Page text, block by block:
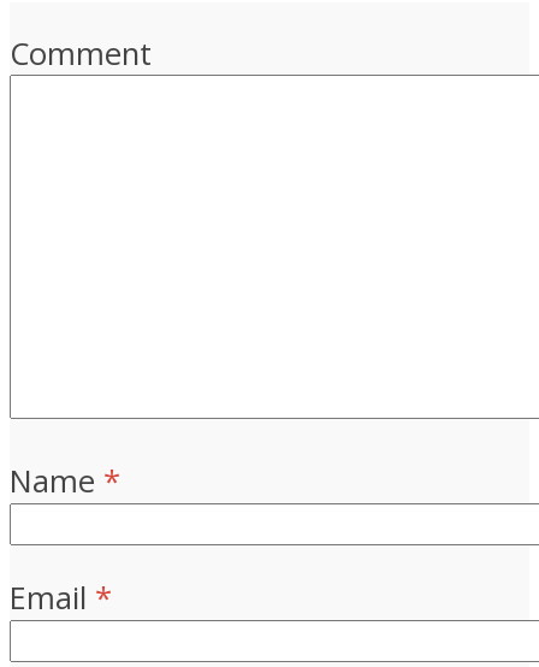
Comment
Name *
Email *